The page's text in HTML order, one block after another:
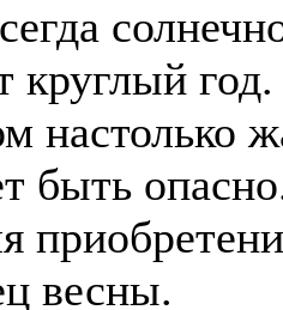
круглый
настолько
быть
весны.